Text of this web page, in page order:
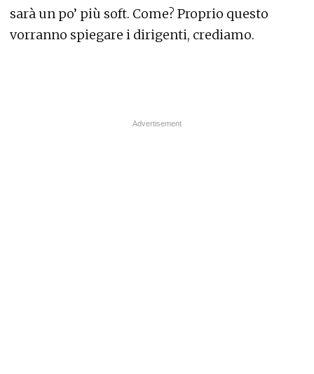
sarà un po’ più soft. Come? Proprio questo
vorranno spiegare i dirigenti, crediamo.